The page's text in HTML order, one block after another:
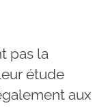
pas la
étude
aux